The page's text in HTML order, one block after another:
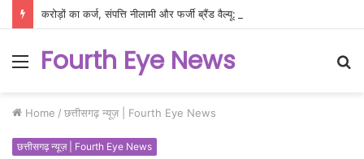
Menu
Fourth Eye News
Home / छत्तीसगढ़ न्यूज़ | Fourth Eye News
छत्तीसगढ़ न्यूज़ | Fourth Eye News